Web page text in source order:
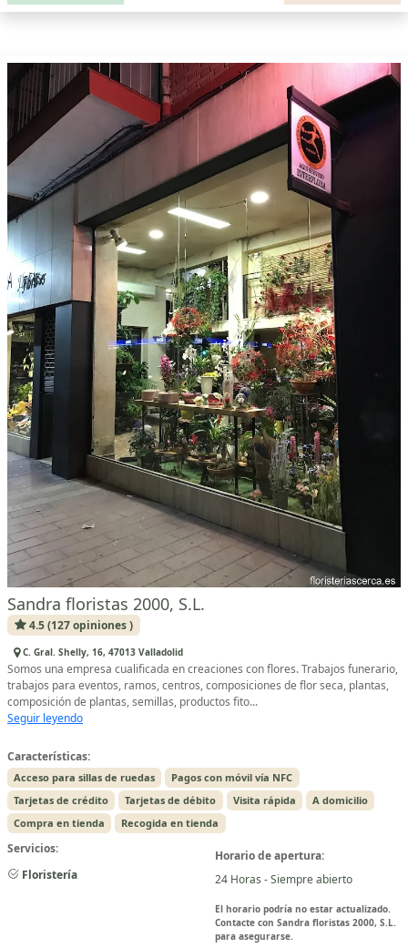
Sandra floristas 2000, S.L.
4.5 (127 opiniones )
C. Gral. Shelly, 16, 47013 Valladolid
Somos una empresa cualificada en creaciones con flores. Trabajos funerario,
trabajos para eventos, ramos, centros, composiciones de flor seca, plantas,
composición de plantas, semillas, productos fito...
Seguir leyendo
Características:
Acceso para sillas de ruedas
Pagos con móvil vía NFC
Tarjetas de crédito
Tarjetas de débito Visita rápida
A domicilio
Compra en tienda
Recogida en tienda
Servicios:
Floristería
Horario de apertura:
24 Horas - Siempre abierto
El horario podría no estar actualizado.
Contacte con Sandra floristas 2000, S.L.
para asegurarse.